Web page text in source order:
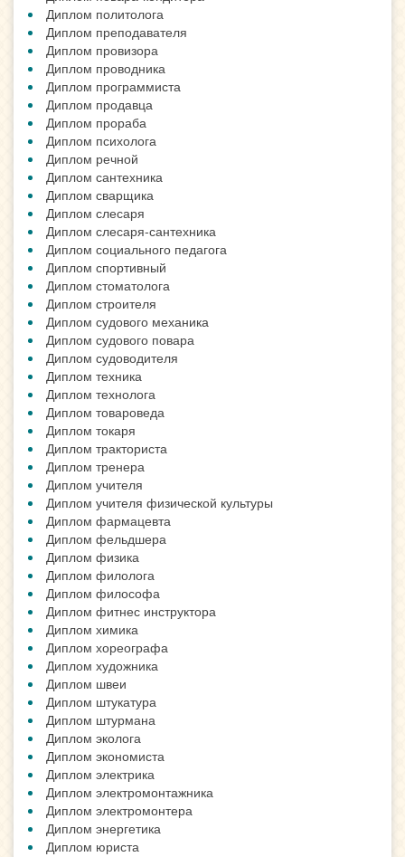
Диплом политолога
Диплом преподавателя
Диплом провизора
Диплом проводника
Диплом программиста
Диплом продавца
Диплом прораба
Диплом психолога
Диплом речной
Диплом сантехника
Диплом сварщика
Диплом слесаря
Диплом слесаря-сантехника
Диплом социального педагога
Диплом спортивный
Диплом стоматолога
Диплом строителя
Диплом судового механика
Диплом судового повара
Диплом судоводителя
Диплом техника
Диплом технолога
Диплом товароведа
Диплом токаря
Диплом тракториста
Диплом тренера
Диплом учителя
Диплом учителя физической культуры
Диплом фармацевта
Диплом фельдшера
Диплом физика
Диплом филолога
Диплом философа
Диплом фитнес инструктора
Диплом химика
Диплом хореографа
Диплом художника
Диплом швеи
Диплом штукатура
Диплом штурмана
Диплом эколога
Диплом экономиста
Диплом электрика
Диплом электромонтажника
Диплом электромонтера
Диплом энергетика
Диплом юриста